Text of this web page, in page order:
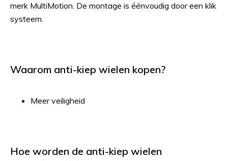
merk MultiMotion. De montage is éénvoudig door een klik
systeem.
Waarom anti-kiep wielen kopen?
Meer veiligheid
Hoe worden de anti-kiep wielen